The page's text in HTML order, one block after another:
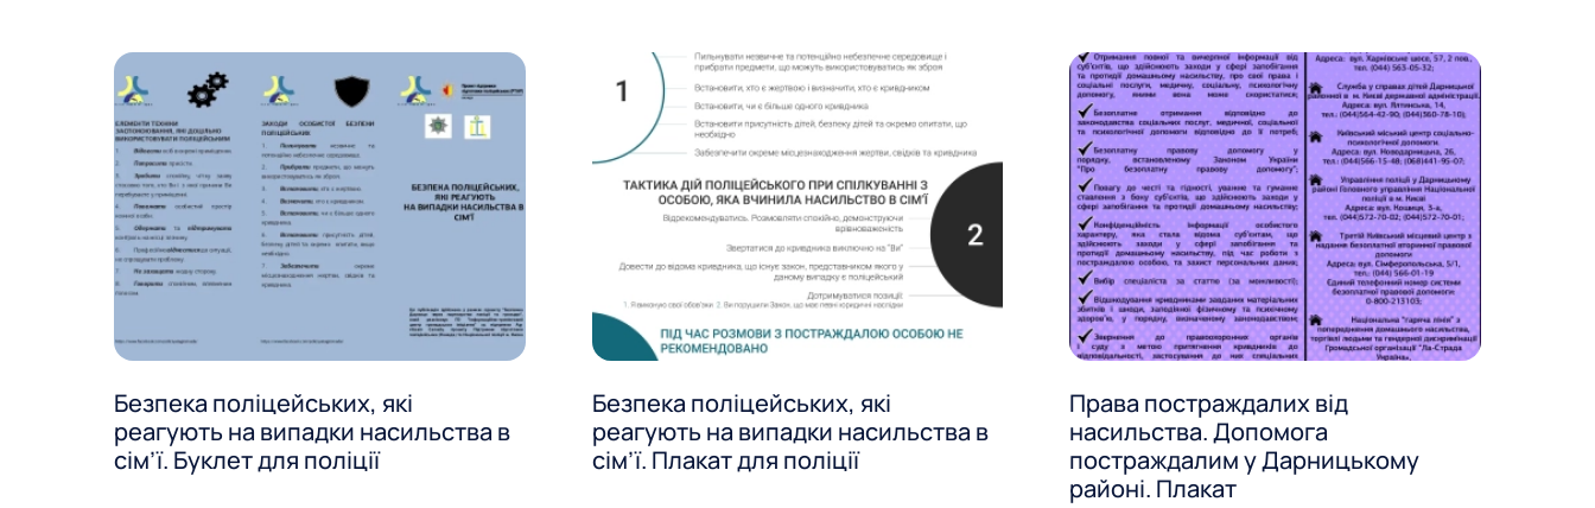
Безпека поліцейських, які
реагують на випадки насильства в
сім’ї. Буклет для поліції
Безпека поліцейських, які
реагують на випадки насильства в
сім’ї. Плакат для поліції
Права постраждалих від
насильства. Допомога
постраждалим у Дарницькому
районі. Плакат